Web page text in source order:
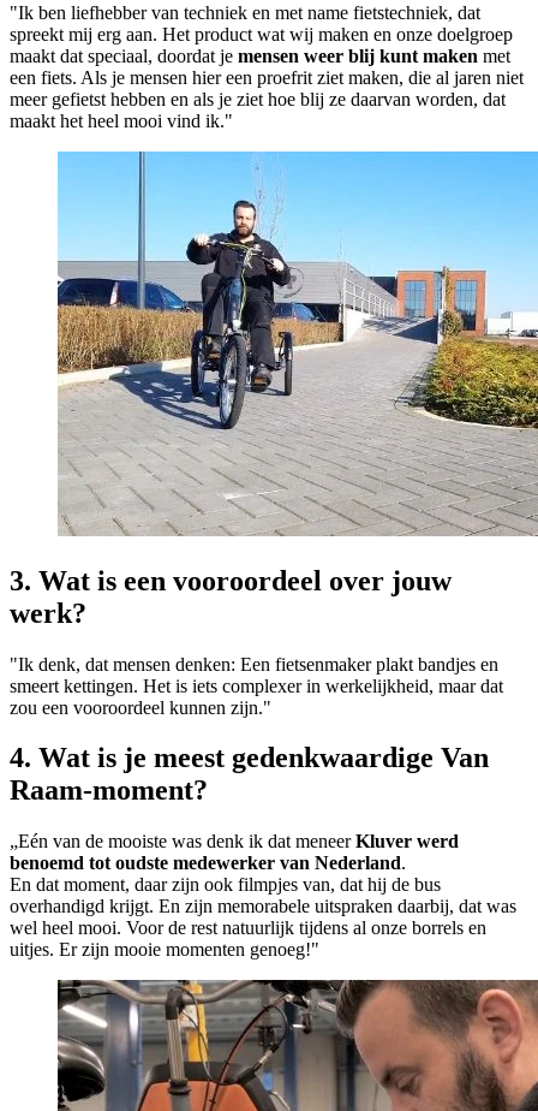
"Ik ben liefhebber van techniek en met name fietstechniek, dat
spreekt mij erg aan. Het product wat wij maken en onze doelgroep
maakt dat speciaal, doordat je mensen weer blij kunt maken met
een fiets. Als je mensen hier een proefrit ziet maken, die al jaren niet
meer gefietst hebben en als je ziet hoe blij ze daarvan worden, dat
maakt het heel mooi vind ik."
3. Wat is een vooroordeel over jouw
werk?
"Ik denk, dat mensen denken: Een fietsenmaker plakt bandjes en
smeert kettingen. Het is iets complexer in werkelijkheid, maar dat
zou een vooroordeel kunnen zijn."
4. Wat is je meest gedenkwaardige Van
Raam-moment?
„Eén van de mooiste was denk ik dat meneerKluver werd
benoemd tot oudste medewerker van Nederland.
En dat moment, daar zijn ook filmpjes van, dat hij de bus
overhandigd krijgt. En zijn memorabele uitspraken daarbij, dat was
wel heel mooi. Voor de rest natuurlijk tijdens al onze borrels en
uitjes. Er zijn mooie momenten genoeg!"